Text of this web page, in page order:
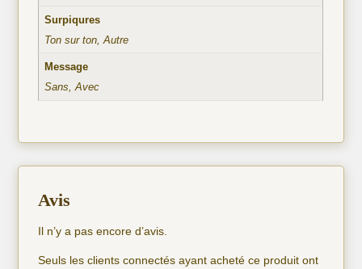
Surpiqures
Ton sur ton, Autre
Message
Sans, Avec
Avis
Il n’y a pas encore d’avis.
Seuls les clients connectés ayant acheté ce produit ont